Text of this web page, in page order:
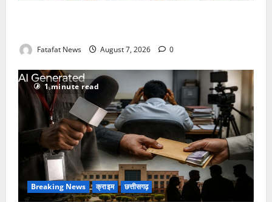
Fatafat News August 7, 2026 0
1 minute read
Breaking News क्राइम छत्तीसगढ़